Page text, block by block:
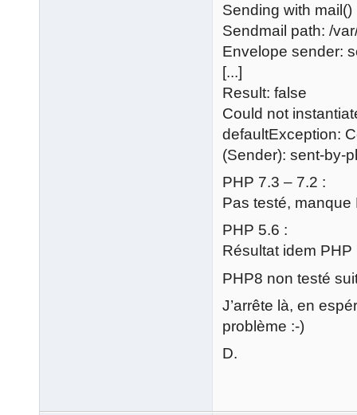
Sending with mail()
Sendmail path: /
Envelope sender:
[...]
Result: false
Could not
defaultException:
(Sender): sent-by-
PHP 7.3 – 7.2 :
Pas testé,
PHP 5.6 :
Résultat idem PHP
PHP8 non testé
J’arrête là, en
problème :-)
D.